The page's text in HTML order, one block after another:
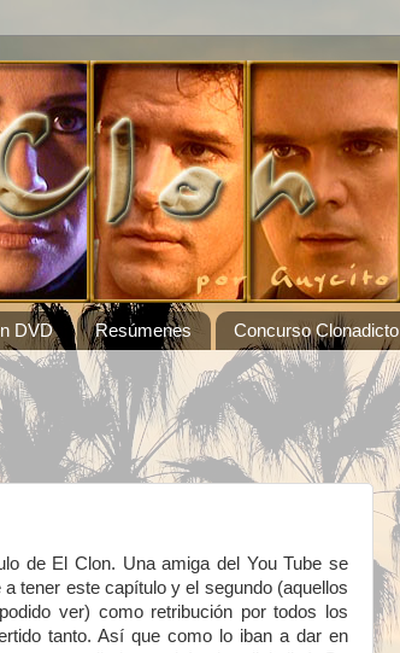
DVD Resúmenes Concurso Clonadicto
de El Clon. Una amiga del You Tube se
tener este capítulo y el segundo (aquellos
ver) como retribución por todos los
tanto. Así que como lo iban a dar en